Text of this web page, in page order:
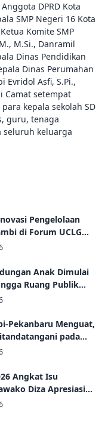
DPRD Kota
SMP Negeri 16 Kota
Komite SMP
M.Si., Danramil
Dinas Pendidikan
Dinas Perumahan
Evridol Asfi, S.Pi.,
Camat setempat
kepala sekolah SD
guru, tenaga
seluruh keluarga
Pengelolaan
di Forum UCLG
Menuju
Anak Dimulai
Ruang Publik
Pekanbaru Menguat,
pada
IMT-GT ke-9 Tahun
Angkat Isu
Diza Apresiasi